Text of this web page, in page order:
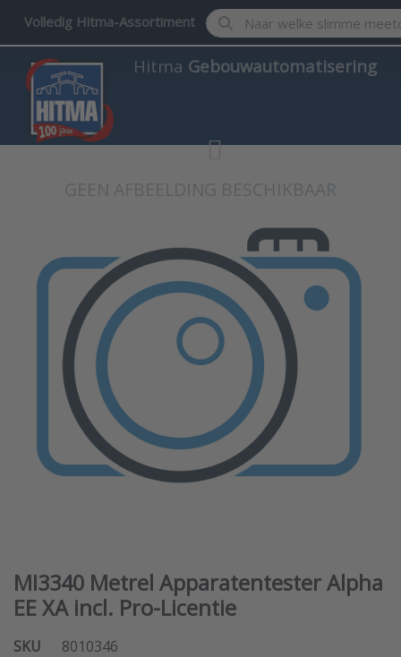
Volledig Hitma-Assortiment Enter a search term.
Hitma Gebouwautomatisering
MI3340 Metrel Apparatentester Alpha
EE XA incl. Pro-Licentie
SKU
8010346